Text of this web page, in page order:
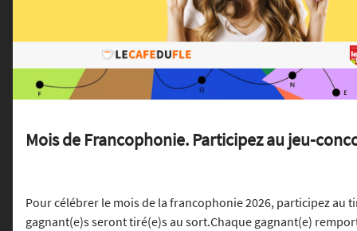
Mois de Francophonie. Participez au jeu-
Pour célébrer le mois de la francophonie 2026, participez au
gagnant(e)s seront tiré(e)s au sort.Chaque gagnant(e)